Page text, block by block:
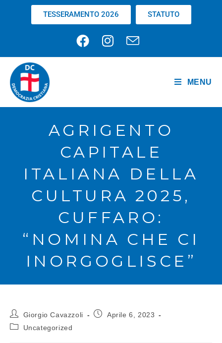
TESSERAMENTO 2026 STATUTO
MENU
AGRIGENTO
CAPITALE
ITALIANA DELLA
CULTURA 2025,
CUFFARO:
“NOMINA CHE CI
INORGOGLISCE”
Giorgio Cavazzoli
Aprile 6, 2023
Uncategorized